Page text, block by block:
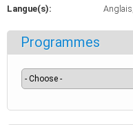
Langue(s):
Anglais
Programmes